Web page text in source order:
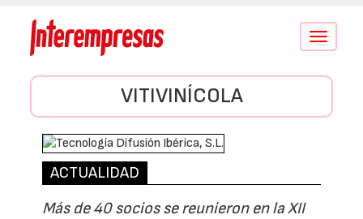
Conmutar
VITIVINÍCOLA
ACTUALIDAD
Más de 40 socios se reunieron en la XII